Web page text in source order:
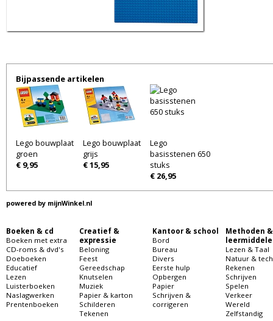
Bijpassende artikelen
Lego bouwplaat
groen
€ 9,95
Lego bouwplaat
grijs
€ 15,95
Lego
basisstenen 650
stuks
€ 26,95
powered by mijnWinkel.nl
Boeken & cd
Boeken met extra
CD-roms & dvd's
Doeboeken
Educatief
Lezen
Luisterboeken
Naslagwerken
Prentenboeken
Creatief &
expressie
Beloning
Feest
Gereedschap
Knutselen
Muziek
Papier & karton
Schilderen
Tekenen
Kantoor & school
Bord
Bureau
Divers
Eerste hulp
Opbergen
Papier
Schrijven &
corrigeren
Methoden &
Lezen & Taal
Natuur &
Rekenen
Schrijven
Spelen
Verkeer
Wereld
Zelfstandig